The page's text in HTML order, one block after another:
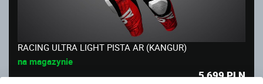
RACING ULTRA LIGHT PISTA AR (KANGUR)
na magazynie
5 699PLN